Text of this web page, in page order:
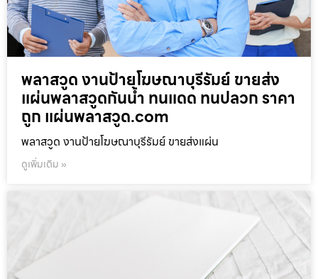
พลาสวูด งานป้ายโฆษณาบุรีรัมย์ ขายส่ง
แผ่นพลาสวูดกันน้ำ ทนแดด ทนปลวก ราคา
ถูก แผ่นพลาสวูด.com
พลาสวูด งานป้ายโฆษณาบุรีรัมย์ ขายส่งแผ่น
ดูเพิ่มเติม »